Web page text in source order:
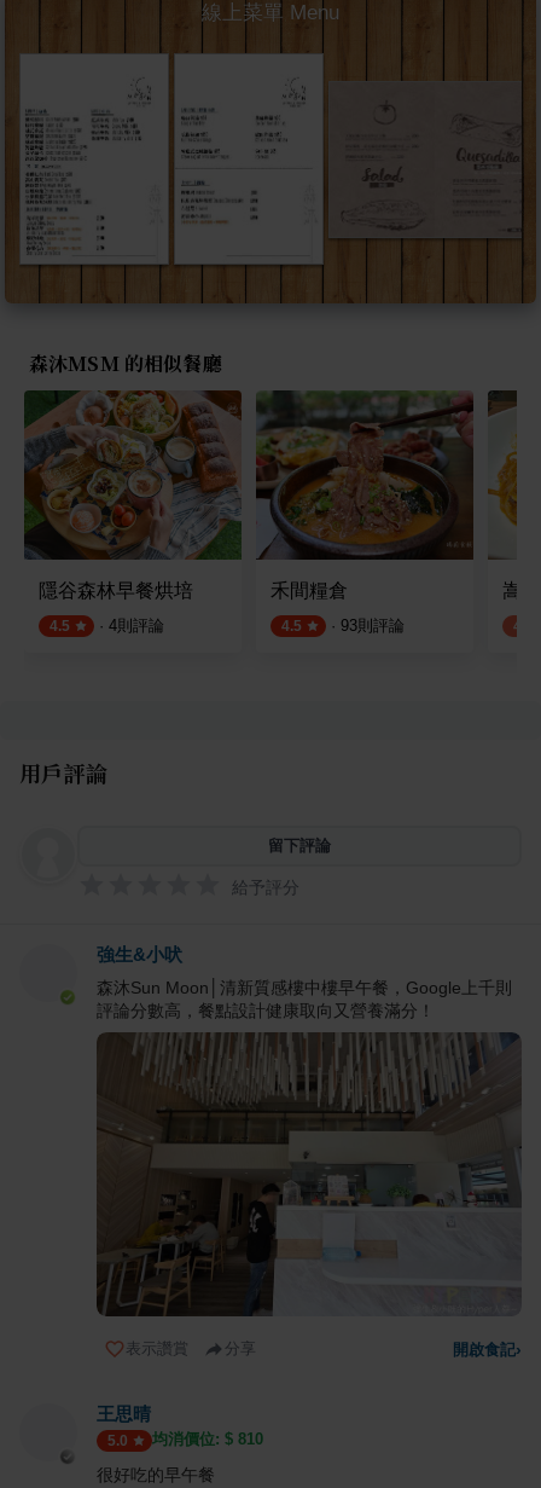
線上菜單 Menu
森沐MSM 的相似餐廳
隱谷森林早餐烘培
4.5 · 4則評論
禾間糧倉
4.5 · 93則評論
嵩
4.3
用戶評論
留下評論
給予評分
強生&小吠
森沐Sun Moon│清新質感樓中樓早午餐，Google上千則
評論分數高，餐點設計健康取向又營養滿分！
表示讚賞 分享 開啟食記›
王思晴
5.0 均消價位: $ 810
很好吃的早午餐